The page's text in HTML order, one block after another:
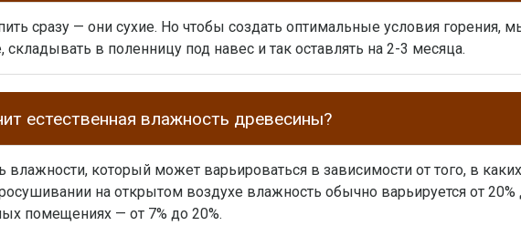
сразу — они сухие. Но чтобы создать оптимальные условия горения,
складывать в поленницу под навес и так оставлять на 2-3 месяца.
естественная влажность древесины?
влажности, который может варьироваться в зависимости от того, в
на открытом воздухе влажность обычно варьируется от 20%
помещениях — от 7% до 20%.